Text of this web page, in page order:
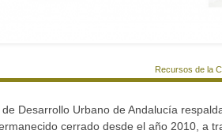
Recursos de la
de Desarrollo Urbano de Andalucía
cerrado desde el año 2010, a